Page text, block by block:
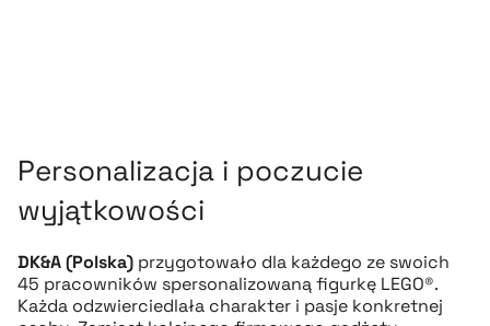
Personalizacja i poczucie
wyjątkowości
DK&A (Polska) przygotowało dla każdego ze swoich
45 pracowników spersonalizowaną figurkę LEGO®.
Każda odzwierciedlała charakter i pasje konkretnej